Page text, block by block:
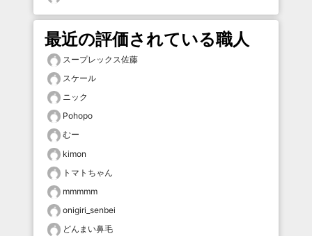
最近の評価されている職人
スープレックス佐藤
スケール
ニック
Pohopo
むー
kimon
トマトちゃん
mmmmm
onigiri_senbei
どんまい鼻毛